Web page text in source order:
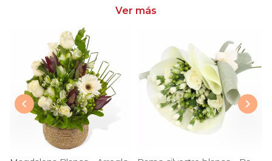
momentos de pérdida.
Ver más